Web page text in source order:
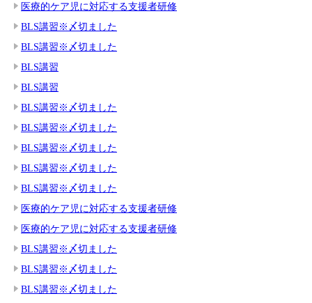
医療的ケア児に対応する支援者研修
BLS講習※〆切ました
BLS講習※〆切ました
BLS講習
BLS講習
BLS講習※〆切ました
BLS講習※〆切ました
BLS講習※〆切ました
BLS講習※〆切ました
BLS講習※〆切ました
医療的ケア児に対応する支援者研修
医療的ケア児に対応する支援者研修
BLS講習※〆切ました
BLS講習※〆切ました
BLS講習※〆切ました